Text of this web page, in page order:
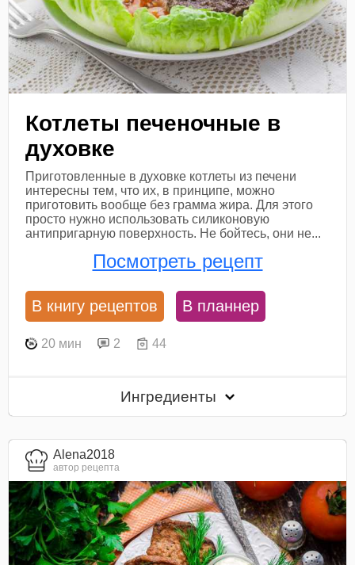
Котлеты печеночные в
духовке
Приготовленные в духовке котлеты из печени
интересны тем, что их, в принципе, можно
приготовить вообще без грамма жира. Для этого
просто нужно использовать силиконовую
антипригарную поверхность. Не бойтесь, они не...
Посмотреть рецепт
В книгу рецептов В планнер
20 мин 2 44
Ингредиенты
Alena2018
автор рецепта